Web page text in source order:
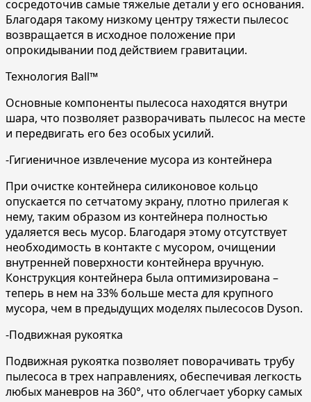
сосредоточив самые тяжелые детали у его основания.
Благодаря такому низкому центру тяжести пылесос
возвращается в исходное положение при
опрокидывании под действием гравитации.
Технология Ball™
Основные компоненты пылесоса находятся внутри
шара, что позволяет разворачивать пылесос на месте
и передвигать его без особых усилий.
-Гигиеничное извлечение мусора из контейнера
При очистке контейнера силиконовое кольцо
опускается по сетчатому экрану, плотно прилегая к
нему, таким образом из контейнера полностью
удаляется весь мусор. Благодаря этому отсутствует
необходимость в контакте с мусором, очищении
внутренней поверхности контейнера вручную.
Конструкция контейнера была оптимизирована –
теперь в нем на 33% больше места для крупного
мусора, чем в предыдущих моделях пылесосов Dyson.
-Подвижная рукоятка
Подвижная рукоятка позволяет поворачивать трубу
пылесоса в трех направлениях, обеспечивая легкость
любых маневров на 360°, что облегчает уборку самых